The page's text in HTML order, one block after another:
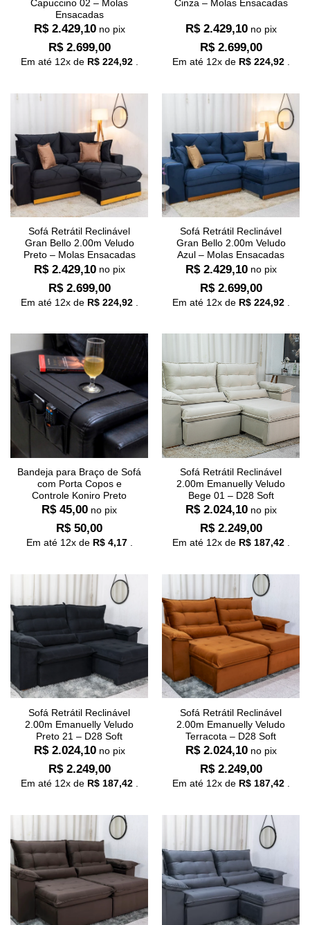
Capuccino 02 – Molas
Ensacadas
R$2.429,10 no pix
R$2.699,00
Em até 12x de R$224,92.
Cinza – Molas Ensacadas
R$2.429,10 no pix
R$2.699,00
Em até 12x de R$224,92.
Sofá Retrátil Reclinável
Gran Bello 2.00m Veludo
Preto – Molas Ensacadas
R$2.429,10 no pix
R$2.699,00
Em até 12x de R$224,92.
Sofá Retrátil Reclinável
Gran Bello 2.00m Veludo
Azul – Molas Ensacadas
R$2.429,10 no pix
R$2.699,00
Em até 12x de R$224,92.
Bandeja para Braço de Sofá
com Porta Copos e
Controle Koniro Preto
R$45,00 no pix
R$50,00
Em até 12x de R$4,17.
Sofá Retrátil Reclinável
2.00m Emanuelly Veludo
Bege 01 – D28 Soft
R$2.024,10 no pix
R$2.249,00
Em até 12x de R$187,42.
Sofá Retrátil Reclinável
2.00m Emanuelly Veludo
Preto 21 – D28 Soft
R$2.024,10 no pix
R$2.249,00
Em até 12x de R$187,42.
Sofá Retrátil Reclinável
2.00m Emanuelly Veludo
Terracota – D28 Soft
R$2.024,10 no pix
R$2.249,00
Em até 12x de R$187,42.